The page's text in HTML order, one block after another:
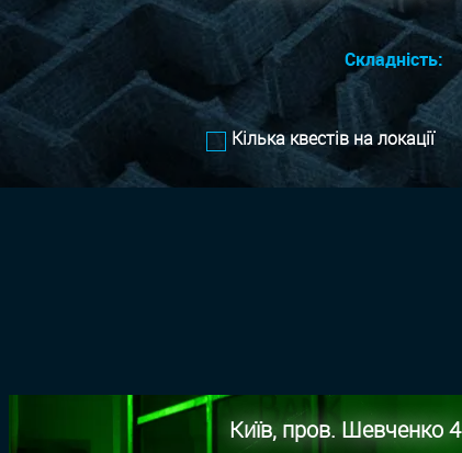
Складність:
Кілька квестів на локації
Київ, пров. Шевченко 4